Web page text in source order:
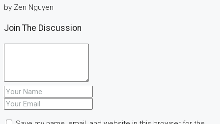
by Zen Nguyen
Join The Discussion